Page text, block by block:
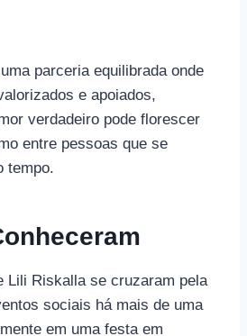
parceria equilibrada onde
e apoiados,
verdadeiro pode florescer
entre pessoas que se
tempo.
Lili Riskalla se cruzaram pela
sociais há mais de uma
em uma festa em